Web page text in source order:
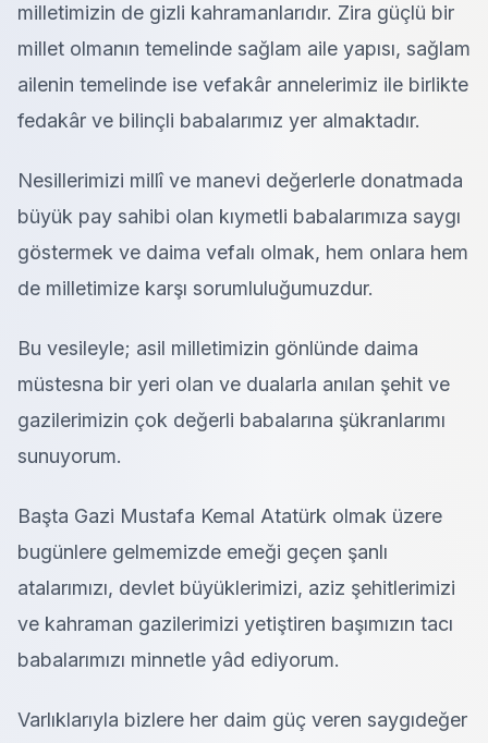
milletimizin de gizli kahramanlarıdır. Zira güçlü bir
millet olmanın temelinde sağlam aile yapısı, sağlam
ailenin temelinde ise vefakâr annelerimiz ile birlikte
fedakâr ve bilinçli babalarımız yer almaktadır.
Nesillerimizi millî ve manevi değerlerle donatmada
büyük pay sahibi olan kıymetli babalarımıza saygı
göstermek ve daima vefalı olmak, hem onlara hem
de milletimize karşı sorumluluğumuzdur.
Bu vesileyle; asil milletimizin gönlünde daima
müstesna bir yeri olan ve dualarla anılan şehit ve
gazilerimizin çok değerli babalarına şükranlarımı
sunuyorum.
Başta Gazi Mustafa Kemal Atatürk olmak üzere
bugünlere gelmemizde emeği geçen şanlı
atalarımızı, devlet büyüklerimizi, aziz şehitlerimizi
ve kahraman gazilerimizi yetiştiren başımızın tacı
babalarımızı minnetle yâd ediyorum.
Varlıklarıyla bizlere her daim güç veren saygıdeğer